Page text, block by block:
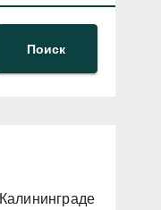
Поиск